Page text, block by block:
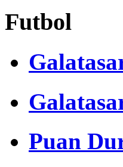
Futbol
Puan